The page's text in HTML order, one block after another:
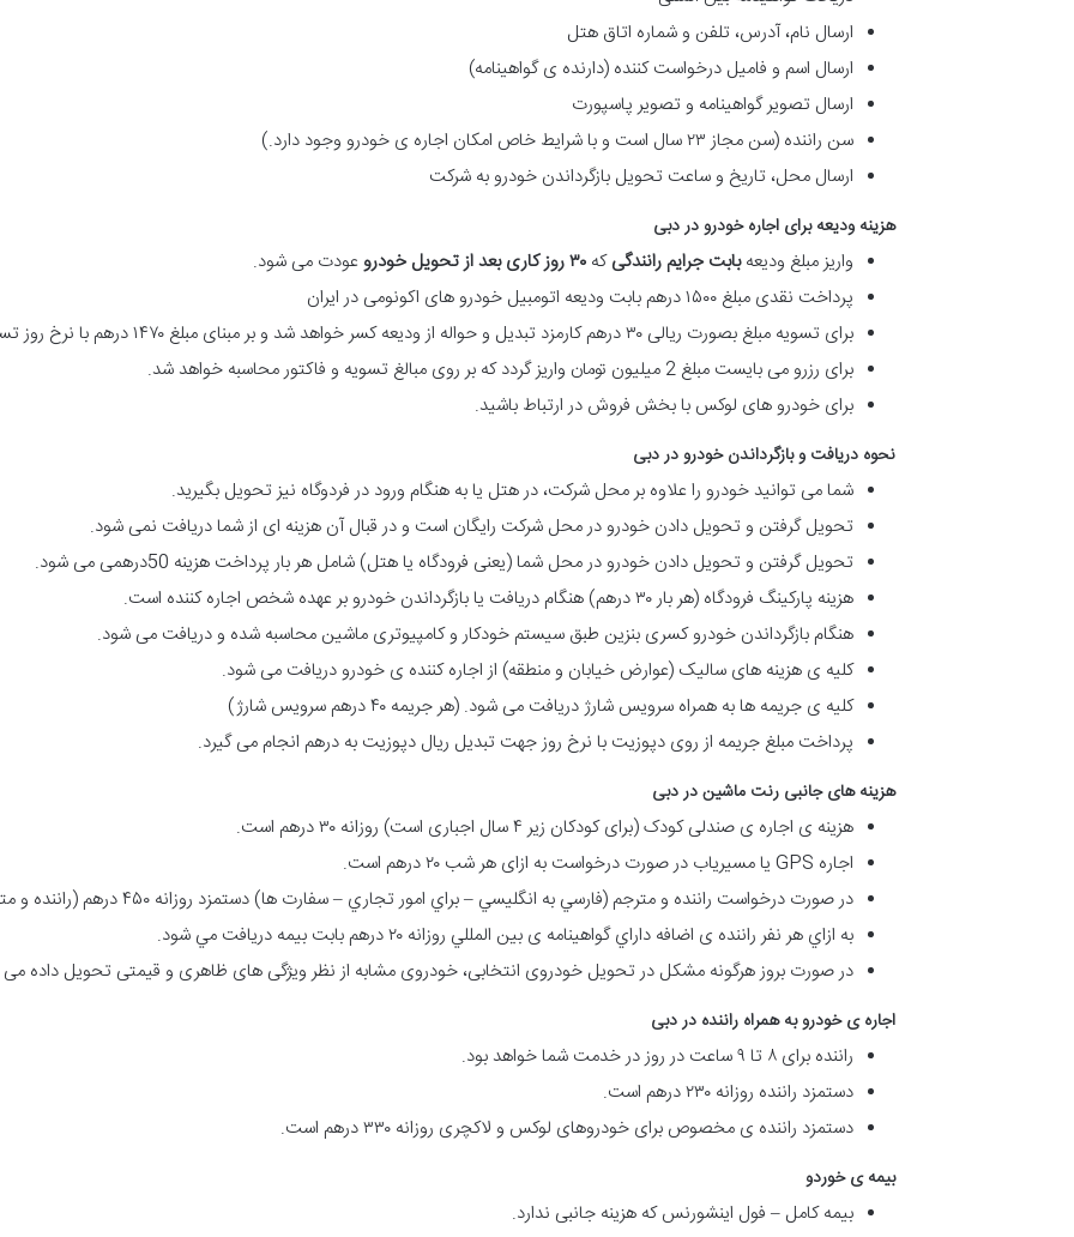
ارسال نام، آدرس، تلفن و شماره اتاق هتل
ارسال اسم و فامیل درخواست کننده (دارنده ی گواهینامه)
ارسال تصوير گواهينامه و تصوير پاسپورت
سن راننده (سن مجاز ۲۳ سال است و با شرایط خاص امکان اجاره ی خودرو وجود دارد.)
ارسال محل، تاریخ و ساعت تحویل بازگرداندن خودرو به شرکت
هزینه ودیعه برای اجاره خودرو در دبی
واريز مبلغ وديعهبابت جرایم رانندگیکه۳۰روز کاری بعد از تحویل خودرو عودت می شود.
پرداخت نقدی مبلغ ۱۵۰۰ درهم بابت ودیعه اتومبیل خودرو های اکونومی در ایران
برای تسویه مبلغ بصورت ریالی ۳۰ درهم کارمزد تبدیل و حواله از ودیعه کسر خواهد شد و بر مبنای مبلغ ۱۴۷۰ درهم با نرخ روز تسویه انجام می شود.
برای رزرو می بایست مبلغ 2 میلیون تومان واریز گردد که بر روی مبالغ تسویه و فاکتور محاسبه خواهد شد.
برای خودرو های لوکس با بخش فروش در ارتباط باشید.
نحوه دریافت و بازگرداندن خودرو در دبی
شما می توانید خودرو را علاوه بر محل شرکت، در هتل یا به هنگام ورود در فردوگاه نیز تحویل بگیرید.
تحویل گرفتن و تحویل دادن خودرو در محل شرکت رایگان است و در قبال آن هزینه ای از شما دریافت نمی شود.
تحویل گرفتن و تحویل دادن خودرو در محل شما (یعنی فرودگاه یا هتل) شامل هر بار پرداخت هزینه 50درهمی می شود.
هزینه پارکینگ فرودگاه (هر بار ۳۰ درهم) هنگام دریافت یا بازگرداندن خودرو بر عهده شخص اجاره کننده است.
هنگام بازگرداندن خودرو کسری بنزین طبق سیستم خودکار و کامپیوتری ماشین محاسبه شده و دریافت می شود.
کلیه ی هزینه های سالیک (عوارض خیابان و منطقه) از اجاره کننده ی خودرو دریافت می شود.
کلیه ی جریمه ها به همراه سرویس شارژ دریافت می شود. (هر جریمه ۴۰ درهم سرویس شارژ)
پرداخت مبلغ جریمه از روی دپوزیت با نرخ روز جهت تبدیل ریال دپوزیت به درهم انجام می گیرد.
هزینه های جانبی رنت ماشین در دبی
هزینه ی اجاره ی صندلی کودک (برای کودکان زیر ۴ سال اجباری است) روزانه ۳۰ درهم است.
اجاره GPS یا مسیریاب در صورت درخواست به ازای هر شب ۲۰ درهم است.
در صورت درخواست راننده و مترجم (فارسي به انگليسي – براي امور تجاري – سفارت ها) دستمزد روزانه ۴۵۰ درهم (راننده و مترجم) است.
به ازاي هر نفر راننده ی اضافه داراي گواهينامه ی بين المللي روزانه ٢٠ درهم بابت بيمه دريافت مي شود.
در صورت بروز هرگونه مشکل در تحویل خودروی انتخابی، خودروی مشابه از نظر ویژگی های ظاهری و قیمتی تحویل داده
اجاره ی خودرو به همراه راننده در دبی
راننده برای ٨ تا ٩ ساعت در روز در خدمت شما خواهد بود.
دستمزد راننده روزانه ۲۳۰ درهم است.
دستمزد راننده ی مخصوص برای خودروهای لوکس و لاکچری روزانه ۳۳۰ درهم است.
بیمه ی خوردو
بیمه کامل – فول اینشورنس که هزینه جانبی ندارد.